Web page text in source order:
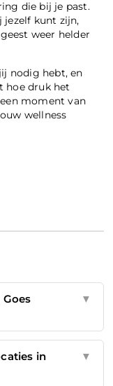
die bij je past.
jezelf kunt zijn,
weer helder
nodig hebt, en
hoe druk het
moment van
wellness
▼
in
▼